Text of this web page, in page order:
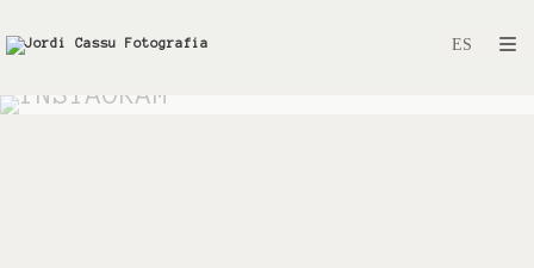
INSTAGRAM